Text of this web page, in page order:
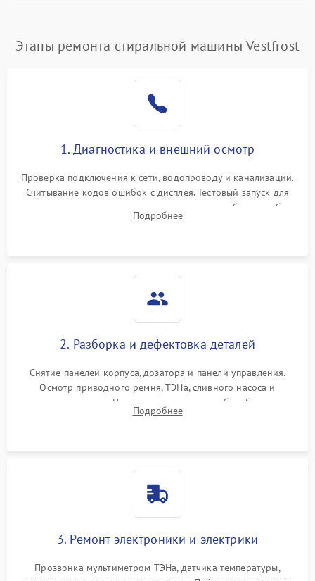
2200 ₽ Подробнее →
Этапы ремонта стиральной машины Vestfrost
1. Диагностика и внешний осмотр
Проверка подключения к сети, водопроводу и канализации.
Считывание кодов ошибок с дисплея. Тестовый запуск для
выявления посторонних шумов, протечек или сбоев в работе
электронного модуля управления.
Подробнее
2. Разборка и дефектовка деталей
Снятие панелей корпуса, дозатора и панели управления.
Осмотр приводного ремня, ТЭНа, сливного насоса и
амортизаторов. Проверка подшипников барабана и
крестовины на износ, а манжеты люка на разрывы.
Подробнее
3. Ремонт электроники и электрики
Прозвонка мультиметром ТЭНа, датчика температуры,